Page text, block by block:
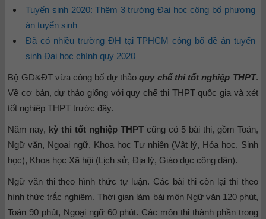
Tuyển sinh 2020: Thêm 3 trường Đại học công bố phương
án tuyển sinh
Đã có nhiều trường ĐH tại TPHCM công bố đề án tuyển
sinh Đại học chính quy 2020
Bộ GD&ĐT vừa công bố dự thảoquy chế thi tốt nghiệp THPT.
Về cơ bản, dự thảo giống với quy chế thi THPT quốc gia và xét
tốt nghiệp THPT trước đây.
Năm nay, kỳ thi tốt nghiệp THPT cũng có 5 bài thi, gồm Toán,
Ngữ văn, Ngoại ngữ, Khoa học Tự nhiên (Vật lý, Hóa học, Sinh
học), Khoa học Xã hội (Lịch sử, Địa lý, Giáo dục công dân).
Ngữ văn thi theo hình thức tự luận. Các bài thi còn lại thi theo
hình thức trắc nghiệm. Thời gian làm bài môn Ngữ văn 120 phút,
Toán 90 phút, Ngoại ngữ 60 phút. Các môn thi thành phần trong